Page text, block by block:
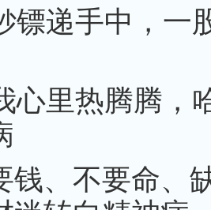
镖递手中，一
心里热腾腾
钱、不要命、